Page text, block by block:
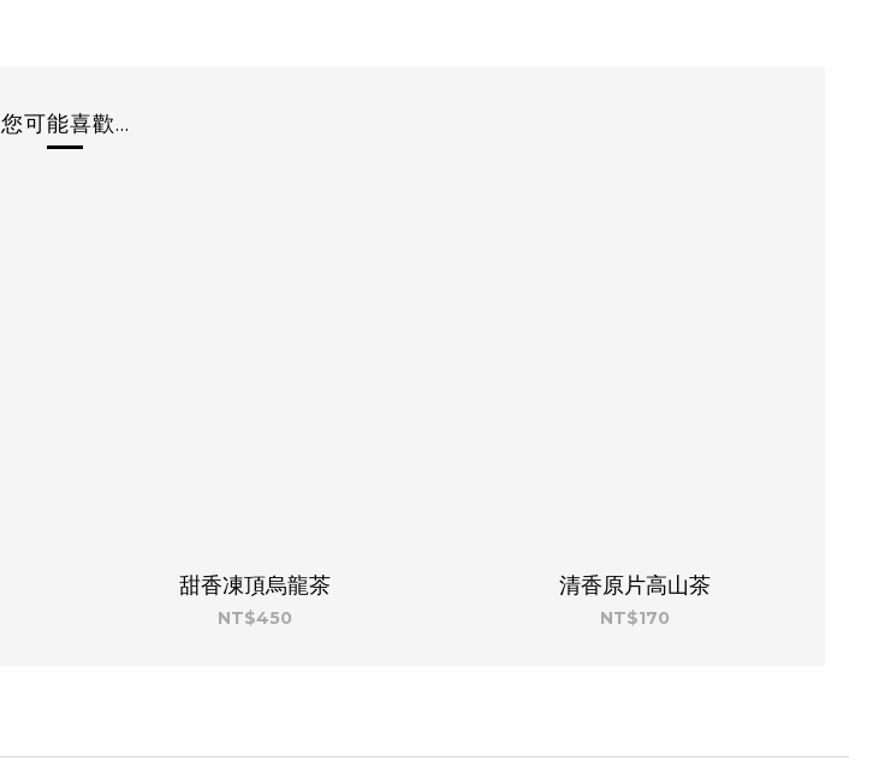
您可能喜歡...
甜香凍頂烏龍茶
NT$450
清香原片高山茶
NT$170